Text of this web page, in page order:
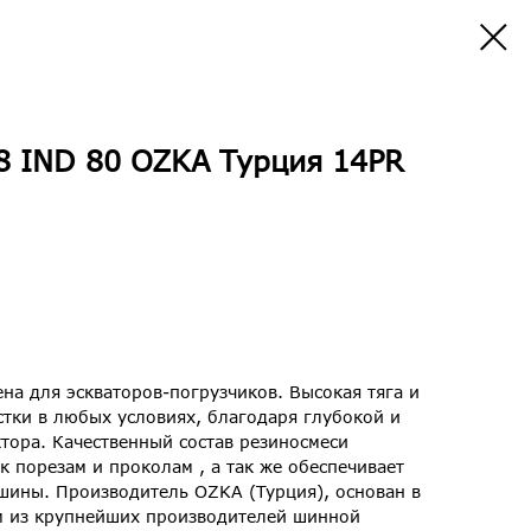
80 OZKA Турция 14PR
для эскваторов-погрузчиков. Высокая тяга и
в любых условиях, благодаря глубокой и
Качественный состав резиносмеси
порезам и проколам , а так же обеспечивает
Производитель OZKA (Турция), основан в
из крупнейших производителей шинной